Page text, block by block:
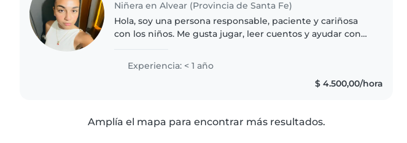
Niñera en Alvear (Provincia de Santa Fe)
Hola, soy una persona responsable, paciente y cariñosa
con los niños. Me gusta jugar, leer cuentos y ayudar con
un ambiente..
Experiencia: < 1 año
$ 4.500,00/hora
Amplía el mapa para encontrar más resultados.